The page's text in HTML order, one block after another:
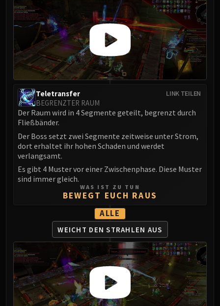
Tsulong
Lei Shi
Sha of Fear
LIBERATION OF UNDERMINE
Vexie and the Geargrinders
Cauldron of Carnage
Rik Reverb
Sprocketmonger Lockenstock
Mug'Zee, Heads of Security
Chrome King Gallywix
Morchok
Warlord Zon'ozz
Yor'sahj the Unsleeping
Hagara the Stormbinder
Ultraxion
Majordomo Staghelm
Spine of Deathwing
Madness of Deathwing
NERUB-AR PALACE
Ulgrax the Devourer
Bloodbound Horror
LINK TEILEN
Teletransfer
BEGRENZTER RAUM
Der Raum wird in 4 Segmente geteilt, begrenzt durch
Fließbänder.
Der Boss setzt zwei Segmente zeitweise unter Strom,
dort erhaltet ihr hohen Schaden und werdet
verlangsamt.
Es gibt 4 Muster vor einer Zwischenphase. Diese Muster
sind immer gleich.
WAS IST ZU TUN
BEWEGT EUCH RAUS
ALLE
WEICHT DEN STRAHLEN AUS